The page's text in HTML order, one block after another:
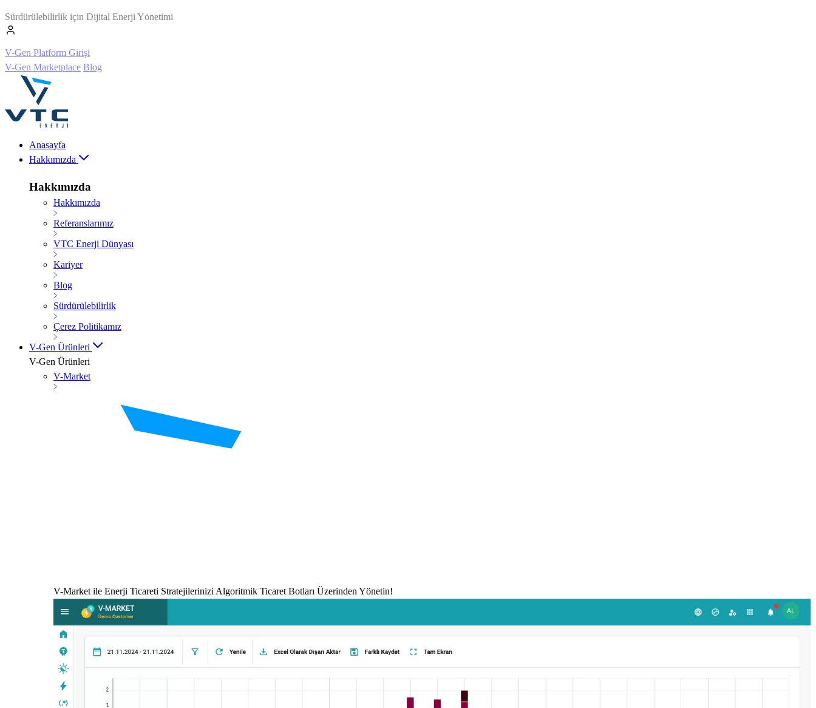
Sürdürülebilirlik için Dijital Enerji Yönetimi
V-Gen Platform Girişi
V-Gen Marketplace Blog
Anasayfa
Hakkımızda
Hakkımızda
Hakkımızda
Referanslarımız
VTC Enerji Dünyası
Kariyer
Blog
Sürdürülebilirlik
Çerez Politikamız
V-Gen Ürünleri
V-Gen Ürünleri
V-Market
V-Market ile Enerji Ticareti Stratejilerinizi Algoritmik Ticaret Botları Üzerinden Yönetin!